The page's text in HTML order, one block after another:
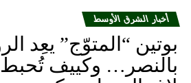
Published
May 8, 2024
By
P.A.J.S.S.